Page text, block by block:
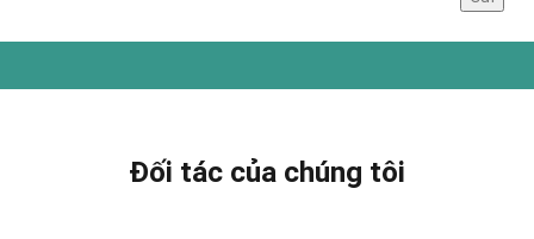
Đối tác của chúng tôi